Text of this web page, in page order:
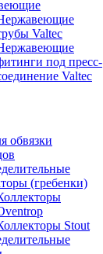
Valtec
под пресс-
Valtec
обвязки
(гребенки)
Stout